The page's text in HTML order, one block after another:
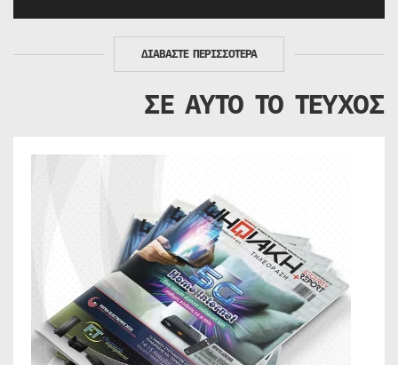
ΔΙΑΒΑΣΤΕ ΠΕΡΙΣΣΟΤΕΡΑ
ΣΕ ΑΥΤΟ ΤΟ ΤΕΥΧΟΣ